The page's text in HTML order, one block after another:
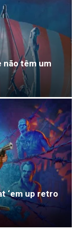
não têm um
‘em up retro